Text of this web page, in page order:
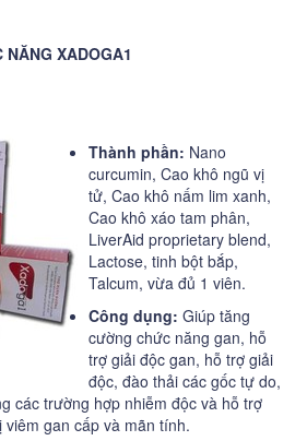
XADOGA1
Thành phần: Nano
curcumin, Cao khô ngũ vị
tử, Cao khô nấm lim xanh,
Cao khô xáo tam phân,
LiverAid proprietary blend,
Lactose, tinh bột bắp,
Talcum, vừa đủ 1 viên.
Công dụng: Giúp tăng
cường chức năng gan, hỗ
trợ giải độc gan, hỗ trợ giải
độc, đào thải các gốc tự do,
các trường hợp nhiễm độc và hỗ trợ
gan cấp và mãn tính.